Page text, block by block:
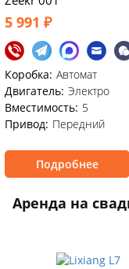
5 991 ₽
Коробка: Автомат
Двигатель: Электро
Вместимость: 5
Привод: Передний
Подробнее
Аренда на